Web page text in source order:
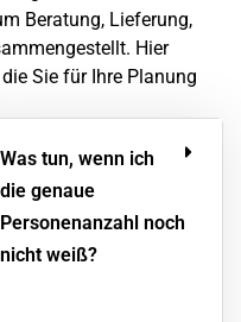
Beratung, Lieferung,
Hier
Sie für Ihre Planung
Was tun, wenn ich
die genaue
Personenanzahl noch
nicht weiß?